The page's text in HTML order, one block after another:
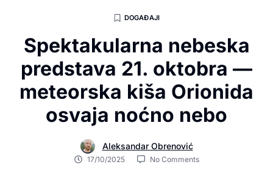
DOGAĐAJI
Spektakularna nebeska
predstava 21. oktobra —
meteorska kiša Orionida
osvaja noćno nebo
Aleksandar Obrenović
17/10/2025 No Comments